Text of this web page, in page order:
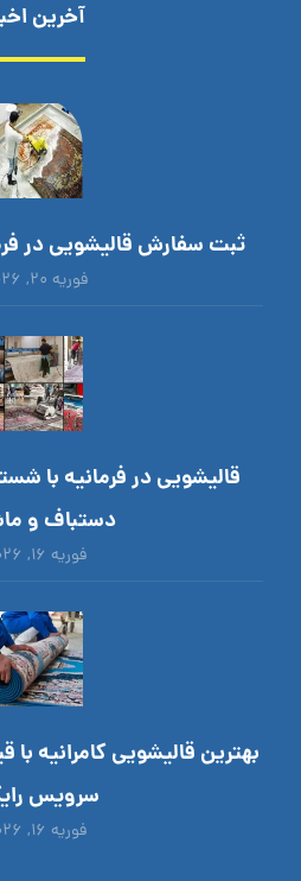
آخرین
ثبت سفارش قالیشویی در
فوریه ۲۰, ۲۰۲۶
قالیشویی در فرمانیه
دستباف و
فوریه ۱۶, ۲۰۲۶
بهترین قالیشویی کامرانیه
سرویس
فوریه ۱۶, ۲۰۲۶